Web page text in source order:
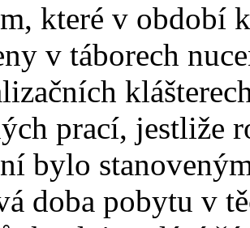
které v období
v táborech
prací, jestliže
bylo
doba pobytu v